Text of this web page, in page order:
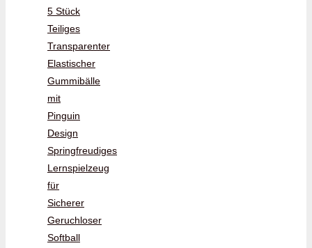
5 Stück
Teiliges
Transparenter
Elastischer
Gummibälle
mit
Pinguin
Design
Springfreudiges
Lernspielzeug
für
Sicherer
Geruchloser
Softball